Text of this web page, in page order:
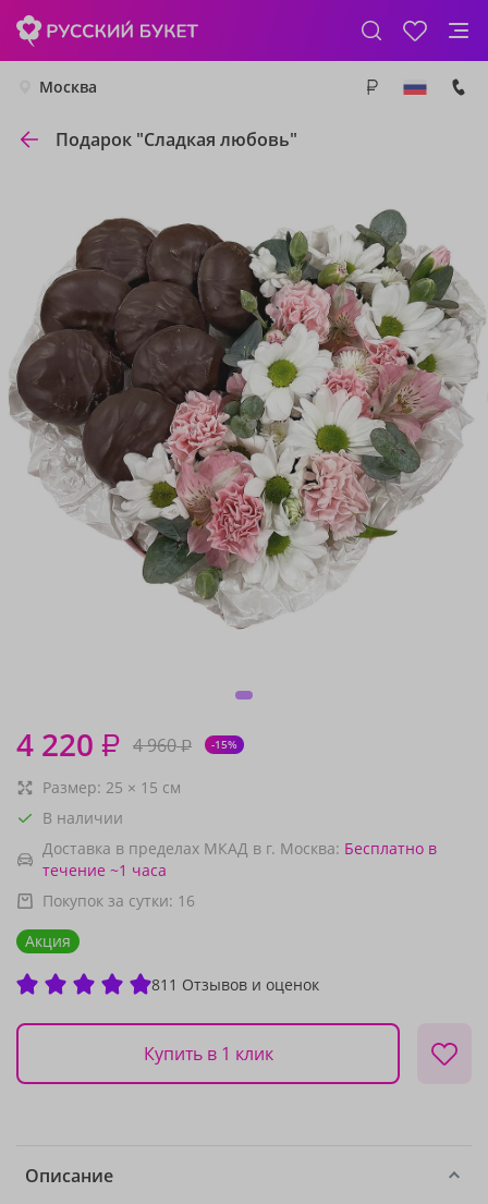
Москва
Подарок "Сладкая любовь"
4 220 ₽ 4 960₽ -15%
Размер: 25 × 15 см
В наличии
Доставка в пределах МКАД в г. Москва: Бесплатно в
течение ~1 часа
Покупок за сутки: 16
Акция
811 Отзывов и оценок
Купить в 1 клик
Описание